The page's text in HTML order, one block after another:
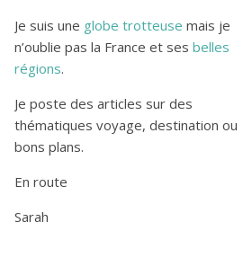
Je suis une globe trotteuse mais je
n’oublie pas la France et ses belles
régions.
Je poste des articles sur des
thématiques voyage, destination ou
bons plans.
En route
Sarah